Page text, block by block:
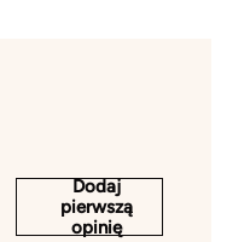
Dodaj
pierwszą
opinię